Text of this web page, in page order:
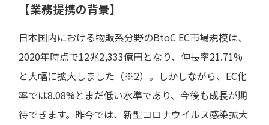
【業務提携の背景】
日本国内における物販系分野のBtoC EC市場規模は、
2020年時点で12兆2,333億円となり、伸長率21.71%
と大幅に拡大しました（※2）。しかしながら、EC化
率では8.08%とまだ低い水準であり、今後も成長が期
待できます。昨今では、新型コロナウイルス感染拡大